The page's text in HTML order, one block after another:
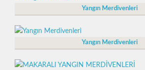
Yangın Merdivenleri
Yangın Merdivenleri